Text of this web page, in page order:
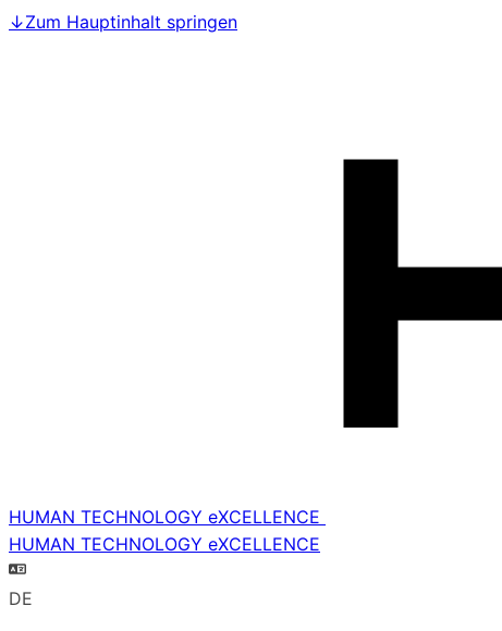
↓Zum Hauptinhalt springen
HUMAN TECHNOLOGY eXCELLENCE
HUMAN TECHNOLOGY eXCELLENCE
DE